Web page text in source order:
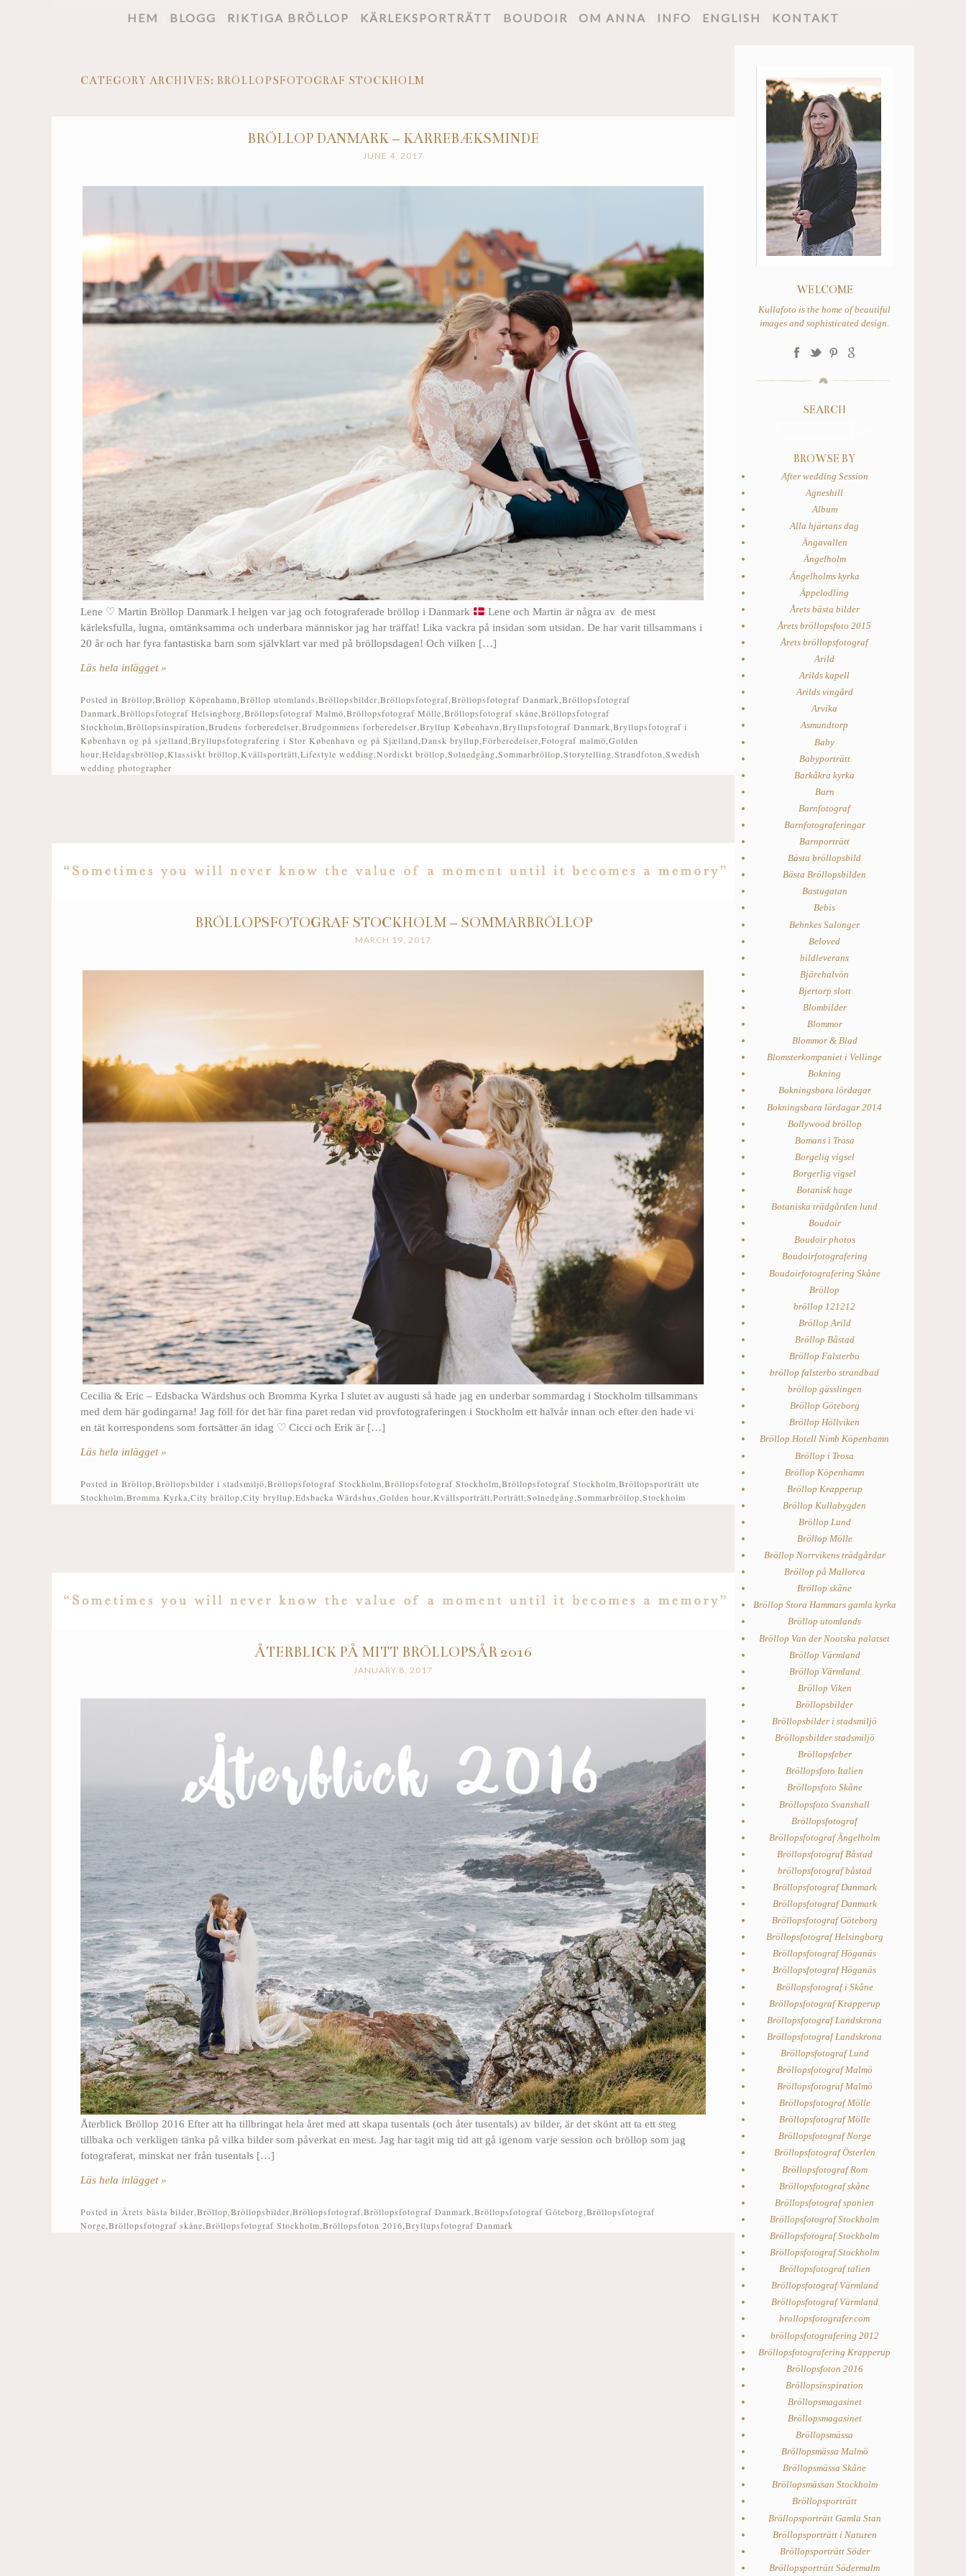
HEM BLOGG RIKTIGA BRÖLLOP KÄRLEKSPORTRÄTT BOUDOIR OM ANNA INFO ENGLISH KONTAKT
CATEGORY ARCHIVES: BRÖLLOPSFOTOGRAF STOCKHOLM
BRÖLLOP DANMARK – KARREBÆKSMINDE
JUNE 4, 2017
Lene ♡ Martin Bröllop Danmark I helgen var jag och fotograferade bröllop i Danmark
Lene och Martin är några av de mest
kärleksfulla, lugna, omtänksamma och underbara människor jag har träffat! Lika vackra på insidan som utsidan. De har varit tillsammans i
20 år och har fyra fantastiska barn som självklart var med på bröllopsdagen! Och vilken […]
Läs hela inlägget »
Posted in Bröllop Bröllop Köpenhamn Bröllop utomlands Bröllopsbilder Bröllopsfotograf Bröllopsfotograf Danmark Bröllopsfotograf
Danmark Bröllopsfotograf Helsingborg Bröllopsfotograf Malmö Bröllopsfotograf Mölle Bröllopsfotograf skåne Bröllopsfotograf
Stockholm Bröllopsinspiration Brudens forberedelser Brudgommens forberedelser Bryllup København Bryllupsfotograf Danmark Bryllupsfotograf i
København og på sjælland Bryllupsfotografering i Stor København og på Sjælland Dansk bryllup Förberedelser Fotograf malmö Golden
hour Heldagsbröllop Klassiskt bröllop Kvällsporträtt Lifestyle wedding Nordiskt bröllop Solnedgång Sommarbröllop Storytelling Strandfoton Swedish
wedding photographer
BRÖLLOPSFOTOGRAF STOCKHOLM – SOMMARBRÖLLOP
MARCH 19, 2017
Cecilia & Eric – Edsbacka Wärdshus och Bromma Kyrka I slutet av augusti så hade jag en underbar sommardag i Stockholm tillsammans
med dem här godingarna! Jag föll för det här fina paret redan vid provfotograferingen i Stockholm ett halvår innan och efter den hade vi
en tät korrespondens som fortsätter än idag ♡ Cicci och Erik är […]
Läs hela inlägget »
Posted in Bröllop,Bröllopsbilder i stadsmiljö,Bröllopsfotograf Stockholm,Bröllopsfotograf Stockholm,Bröllopsfotograf Stockholm,Bröllopsporträtt ute
Stockholm,Bromma Kyrka,City bröllop,City bryllup,Edsbacka Wärdshus,Golden hour,Kvällsporträtt,Porträtt,Solnedgång,Sommarbröllop,Stockholm
ÅTERBLICK PÅ MITT BRÖLLOPSÅR 2016
JANUARY 8, 2017
Återblick Bröllop 2016 Efter att ha tillbringat hela året med att skapa tusentals (och åter tusentals) av bilder, är det skönt att ta ett steg
tillbaka och verkligen tänka på vilka bilder som påverkat en mest. Jag har tagit mig tid att gå igenom varje session och bröllop som jag
fotograferat, minskat ner från tusentals […]
Läs hela inlägget »
Posted in Årets bästa bilder Bröllop Bröllopsbilder Bröllopsfotograf Bröllopsfotograf Danmark Bröllopsfotograf Göteborg Bröllopsfotograf
Norge Bröllopsfotograf skåne Bröllopsfotograf Stockholm Bröllopsfoton 2016 Bryllupsfotograf Danmark
WELCOME
Kullafoto is the home of beautiful
images and sophisticated design.
SEARCH
BROWSE BY
After wedding Session
Agneshill
Album
Alla hjärtans dag
Ängavallen
Ängelholm
Ängelholms kyrka
Äppelodling
Årets bästa bilder
Årets bröllopsfoto 2015
Årets bröllopsfotograf
Arild
Arilds kapell
Arilds vingård
Arvika
Asmundtorp
Baby
Babyporträtt
Barkåkra kyrka
Barn
Barnfotograf
Barnfotograferingar
Barnporträtt
Bästa bröllopsbild
Bästa Bröllopsbilden
Bastugatan
Bebis
Behnkes Salonger
Beloved
bildleverans
Bjärehalvön
Bjertorp slott
Blombilder
Blommor
Blommor & Blad
Blomsterkompaniet i Vellinge
Bokning
Bokningsbara lördagar
Bokningsbara lördagar 2014
Bollywood bröllop
Bomans i Trosa
Borgelig vigsel
Borgerlig vigsel
Botanisk hage
Botaniska trädgården lund
Boudoir
Boudoir photos
Boudoirfotografering
Boudoirfotografering Skåne
Bröllop
bröllop 121212
Bröllop Arild
Bröllop Båstad
Bröllop Falsterbo
bröllop falsterbo strandbad
bröllop gässlingen
Bröllop Göteborg
Bröllop Höllviken
Bröllop Hotell Nimb Köpenhamn
Bröllop i Trosa
Bröllop Köpenhamn
Bröllop Krapperup
Bröllop Kullabygden
Bröllop Lund
Bröllop Mölle
Bröllop Norrvikens trädgårdar
Bröllop på Mallorca
Bröllop skåne
Bröllop Stora Hammars gamla kyrka
Bröllop utomlands
Bröllop Van der Nootska palatset
Bröllop Värmland
Bröllop Värmland
Bröllop Viken
Bröllopsbilder
Bröllopsbilder i stadsmiljö
Bröllopsbilder stadsmiljö
Bröllopsfeber
Bröllopsfoto Italien
Bröllopsfoto Skåne
Bröllopsfoto Svanshall
Bröllopsfotograf
Bröllopsfotograf Ängelholm
Bröllopsfotograf Båstad
bröllopsfotograf båstad
Bröllopsfotograf Danmark
Bröllopsfotograf Danmark
Bröllopsfotograf Göteborg
Bröllopsfotograf Helsingborg
Bröllopsfotograf Höganäs
Bröllopsfotograf Höganäs
Bröllopsfotograf i Skåne
Bröllopsfotograf Krapperup
Bröllopsfotograf Landskrona
Bröllopsfotograf Landskrona
Bröllopsfotograf Lund
Bröllopsfotograf Malmö
Bröllopsfotograf Malmö
Bröllopsfotograf Mölle
Bröllopsfotograf Mölle
Bröllopsfotograf Norge
Bröllopsfotograf Österlen
Bröllopsfotograf Rom
Bröllopsfotograf skåne
Bröllopsfotograf spanien
Bröllopsfotograf Stockholm
Bröllopsfotograf Stockholm
Bröllopsfotograf Stockholm
Bröllopsfotograf talien
Bröllopsfotograf Värmland
Bröllopsfotograf Värmland
brollopsfotografer.com
bröllopsfotografering 2012
Bröllopsfotografering Krapperup
Bröllopsfoton 2016
Bröllopsinspiration
Bröllopsmagasinet
Bröllopsmagasinet
Bröllopsmässa
Bröllopsmässa Malmö
Bröllopsmässa Skåne
Bröllopsmässan Stockholm
Bröllopsporträtt
Bröllopsporträtt Gamla Stan
Bröllopsporträtt i Naturen
Bröllopsporträtt Söder
Bröllopsporträtt Södermalm